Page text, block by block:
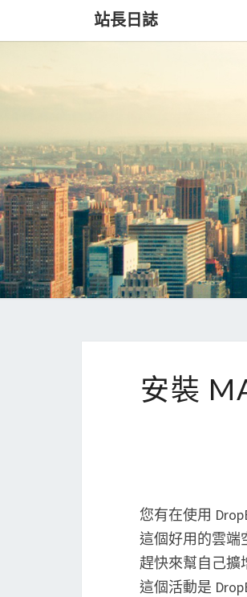
站長日誌
安裝
您有在使用
這個好用的雲端
趕快來幫自己擴
這個活動是